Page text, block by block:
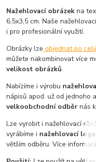
Nažehlovací obrázek na
6,5x3,5 cm. Naše
i pro profesionální využití.
Obrázky lze objednat po
můžete nakombinovat více
velikost obrázků.
Nabízíme i výrobu
nápisů apod. už od jednoho
velkoobchodní odběr nás
Lze vyrobit i nažehlovací
vyrábíme i nažehlovací
větším odběru. Více